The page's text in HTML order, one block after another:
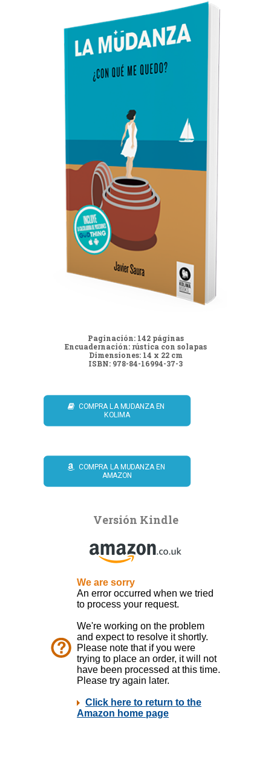
Paginación: 142 páginas
Encuadernación: rústica con solapas
Dimensiones: 14 x 22 cm
ISBN: 978-84-16994-37-3
COMPRA LA MUDANZA EN
KOLIMA
COMPRA LA MUDANZA EN
AMAZON
Versión Kindle